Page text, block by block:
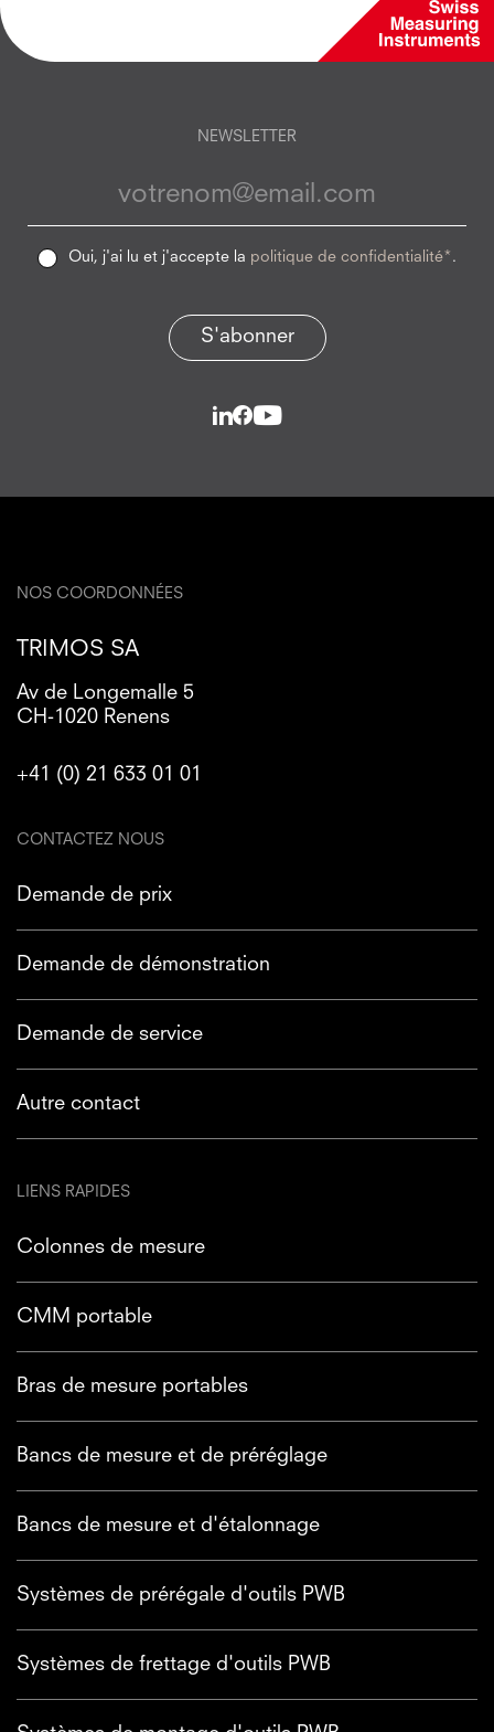
NEWSLETTER
Oui, j'ai lu et j'accepte la politique de confidentialité* .
S'abonner
NOS COORDONNÉES
TRIMOS SA
Av de Longemalle 5
CH-1020 Renens
+41 (0) 21 633 01 01
CONTACTEZ NOUS
Demande de prix
Demande de démonstration
Demande de service
Autre contact
LIENS RAPIDES
Colonnes de mesure
CMM portable
Bras de mesure portables
Bancs de mesure et de préréglage
Bancs de mesure et d'étalonnage
Systèmes de prérégale d'outils PWB
Systèmes de frettage d'outils PWB